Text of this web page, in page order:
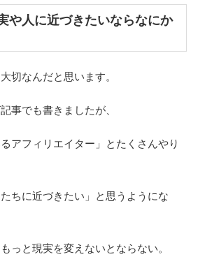
や人に近づきたいならなにか
切なんだと思います。
事でも書きましたが、
アフィリエイター」とたくさんやり
ちに近づきたい」と思うようにな
っと現実を変えないとならない。